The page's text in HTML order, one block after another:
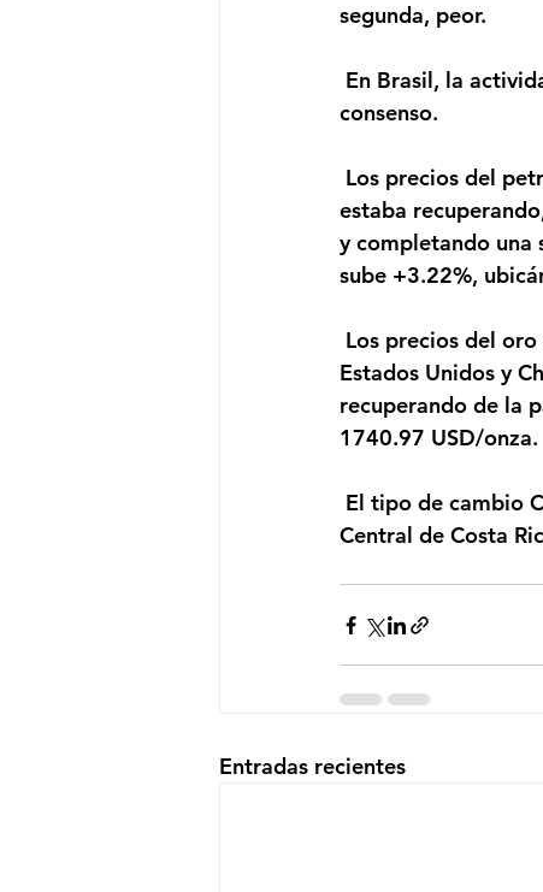
segunda, peor.
consenso.
estaba
y completando una
sube +3.22%,
Estados Unidos y
recuperando de la
1740.97 USD/onza.
Central de Costa
Entradas recientes